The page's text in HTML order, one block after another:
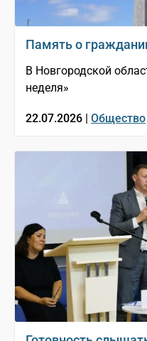
Память о
В Новгородской
неделя»
22.07.2026 | Общество